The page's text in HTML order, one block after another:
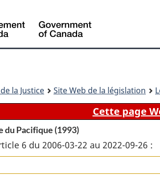
la Justice Site Web de la législation
Cette page
du Pacifique (1993)
6 du 2006-03-22 au 2022-09-26 :